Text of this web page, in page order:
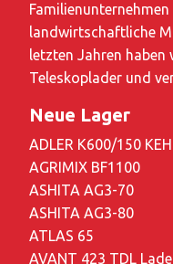
landwirtschaftliche
letzten Jahren haben
Teleskoplader und
Neue Lager
ADLER K600/150
AGRIMIX BF1100
ASHITA AG3-70
ASHITA AG3-80
ATLAS 65
AVANT 423 TDL